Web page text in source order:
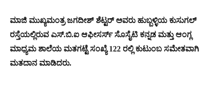
ಮಾಜಿ ಮುಖ್ಯಮಂತ್ರ ಜಗದೀಶ್ ಶೆಟ್ಟರ್ ಅವರು ಹುಬ್ಬಳ್ಳಿಯ ಕುಸುಗಲ್
ರಸ್ತೆಯಲ್ಲಿರುವ ಎಸ್.ಬಿ.ಐ ಆಫೀಸರ್ಸ್ ಸೊಸೈಟಿ ಕನ್ನಡ ಮತ್ತು ಆಂಗ್ಲ
ಮಾಧ್ಯಮ ಶಾಲೆಯ ಮತಗಟ್ಟೆ ಸಂಖ್ಯೆ 122 ರಲ್ಲಿ ಕುಟುಂಬ ಸಮೇತವಾಗಿ
ಮತದಾನ ಮಾಡಿದರು.